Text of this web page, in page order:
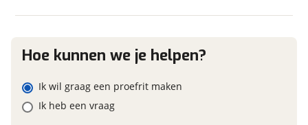
Financieel
Prijs
Boiler Inhoud 10 lt
Gascomfoor Aantal pitten 2
Klik hier om foto's te uploaden
(optioneel)
Jouw contactgegevens
Hoe kunnen we je helpen?
Ik wil graag een proefrit maken
Ik heb een vraag